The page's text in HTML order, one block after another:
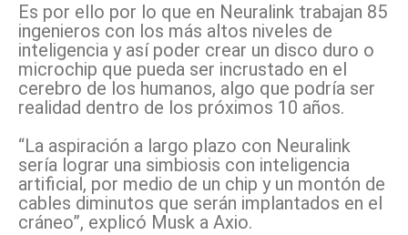
Es por ello por lo que en Neuralink trabajan 85
ingenieros con los más altos niveles de
inteligencia y así poder crear un disco duro o
microchip que pueda ser incrustado en el
cerebro de los humanos, algo que podría ser
realidad dentro de los próximos 10 años.
“La aspiración a largo plazo con Neuralink
sería lograr una simbiosis con inteligencia
artificial, por medio de un chip y un montón de
cables diminutos que serán implantados en el
cráneo”, explicó Musk a Axio.